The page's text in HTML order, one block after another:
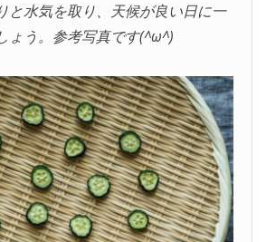
と水気を取り、天候が良い日に一
ょう。参考写真です(^ω^)